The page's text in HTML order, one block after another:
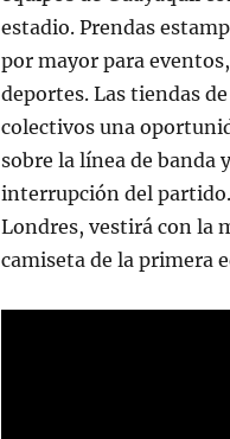
estadio. Prendas
por mayor para
deportes. Las tiendas
colectivos una
sobre la línea de banda
interrupción del
Londres, vestirá con la
camiseta de la primera